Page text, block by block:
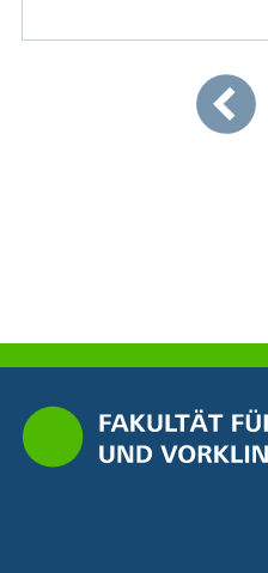
Zeigt